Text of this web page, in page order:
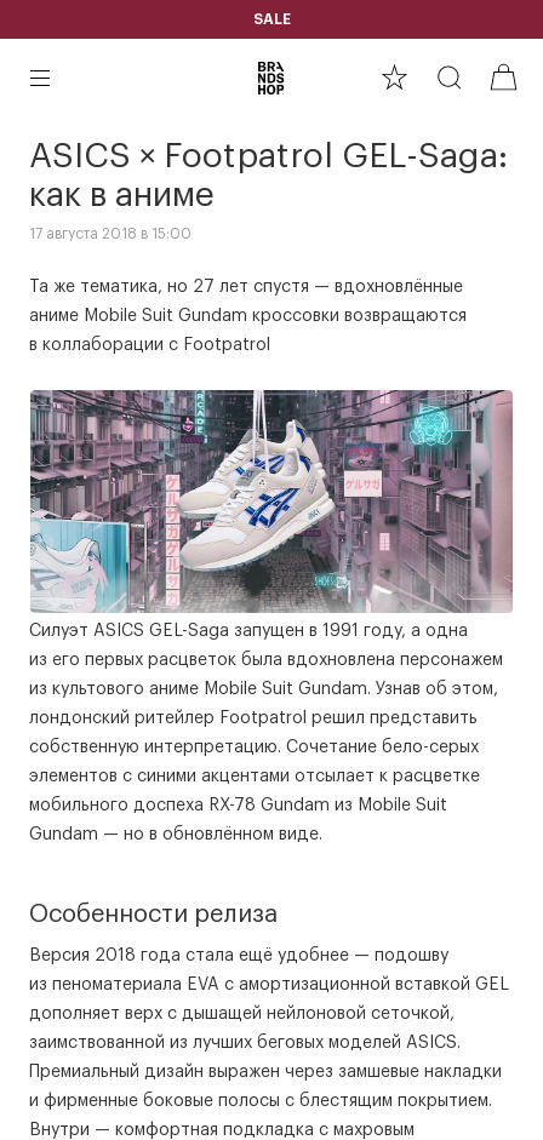
SALE
ASICS × Footpatrol GEL-Saga:
как в аниме
17 августа 2018 в 15:00
Та же тематика, но 27 лет спустя — вдохновлённые
аниме Mobile Suit Gundam кроссовки возвращаются
в коллаборации с Footpatrol
Силуэт ASICS GEL-Saga запущен в 1991 году, а одна
из его первых расцветок была вдохновлена персонажем
из культового аниме Mobile Suit Gundam. Узнав об этом,
лондонский ритейлер Footpatrol решил представить
собственную интерпретацию. Сочетание бело-серых
элементов с синими акцентами отсылает к расцветке
мобильного доспеха RX-78 Gundam из Mobile Suit
Gundam — но в обновлённом виде.
Особенности релиза
Версия 2018 года стала ещё удобнее — подошву
из пеноматериала EVA с амортизационной вставкой GEL
дополняет верх с дышащей нейлоновой сеточкой,
заимствованной из лучших беговых моделей ASICS.
Премиальный дизайн выражен через замшевые накладки
и фирменные боковые полосы с блестящим покрытием.
Внутри — комфортная подкладка с махровым